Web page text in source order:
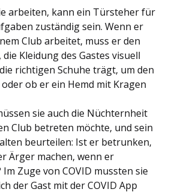
arbeiten, kann ein Türsteher für
zuständig sein. Wenn er
Club arbeitet, muss er den
Kleidung des Gastes visuell
richtigen Schuhe trägt, um den
ob er ein Hemd mit Kragen
sie auch die Nüchternheit
Club betreten möchte, und sein
beurteilen: Ist er betrunken,
Ärger machen, wenn er
Zuge von COVID mussten sie
der Gast mit der COVID App